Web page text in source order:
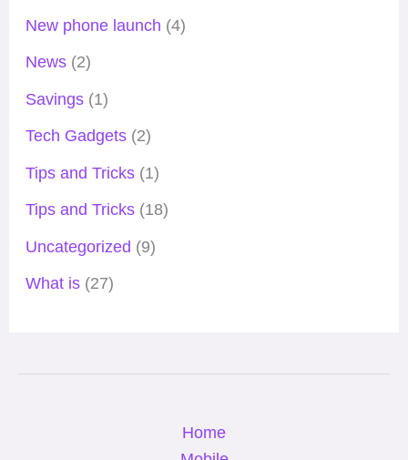
New phone launch (4)
News(2)
Savings(1)
Tech Gadgets(2)
Tips and Tricks(1)
Tips and Tricks(18)
Uncategorized (9)
What is(27)
Home